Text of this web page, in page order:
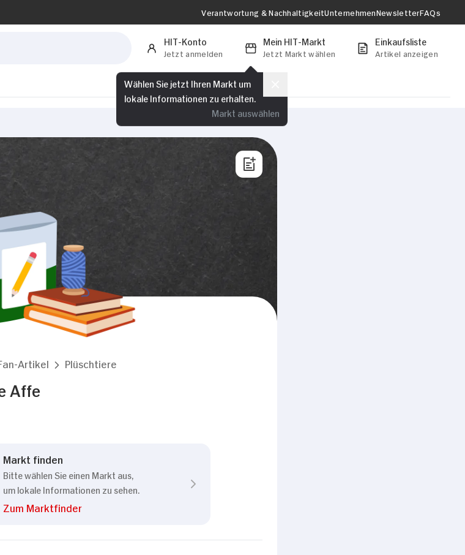
Verantwortung & NachhaltigkeitUnternehmenNewsletterFAQs
HIT-Konto
Jetzt anmelden
Mein HIT-Markt
Jetzt Markt wählen
Wählen Sie jetzt Ihren Markt um
lokale Informationen zu erhalten.
Markt auswählen
Einkaufsliste
Artikel anzeigen
Artikel Plüschtiere
Affe
Markt finden
Bitte wählen Sie einen Markt aus,
um lokale Informationen zu sehen.
Zum Marktfinder